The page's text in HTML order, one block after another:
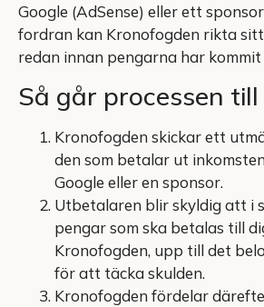
Google (AdSense) eller ett
fordran kan Kronofogden rikta
redan innan pengarna har
Så går processen till
Kronofogden skickar ett
den som betalar ut
Google eller en sponsor.
Utbetalaren blir skyldig att i
pengar som ska betalas till
Kronofogden, upp till det
för att täcka skulden.
Kronofogden fördelar